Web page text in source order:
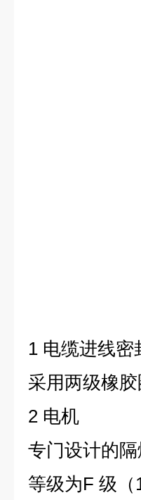
1 电缆进线密
采用两级橡
2 电机
专门设计的
等级为F 级